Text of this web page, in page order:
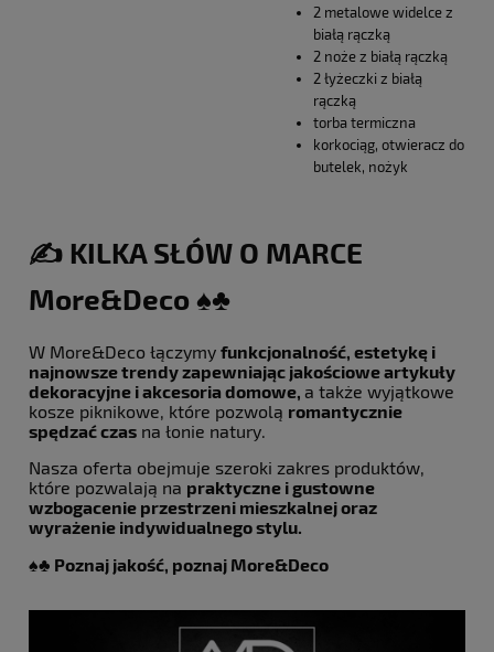
2 metalowe widelce z
białą rączką
2 noże z białą rączką
2 łyżeczki z białą
rączką
torba termiczna
korkociąg, otwieracz do
butelek, nożyk
✍️ KILKA SŁÓW O MARCE
More&Deco ♠️♣️
W More&Deco łączymy funkcjonalność, estetykę i
najnowsze trendy zapewniając jakościowe artykuły
dekoracyjne i akcesoria domowe, a także wyjątkowe
kosze piknikowe, które pozwolą romantycznie
spędzać czas na łonie natury.
Nasza oferta obejmuje szeroki zakres produktów,
które pozwalają na praktyczne i gustowne
wzbogacenie przestrzeni mieszkalnej oraz
wyrażenie indywidualnego stylu.
♠️♣️ Poznaj jakość, poznaj More&Deco